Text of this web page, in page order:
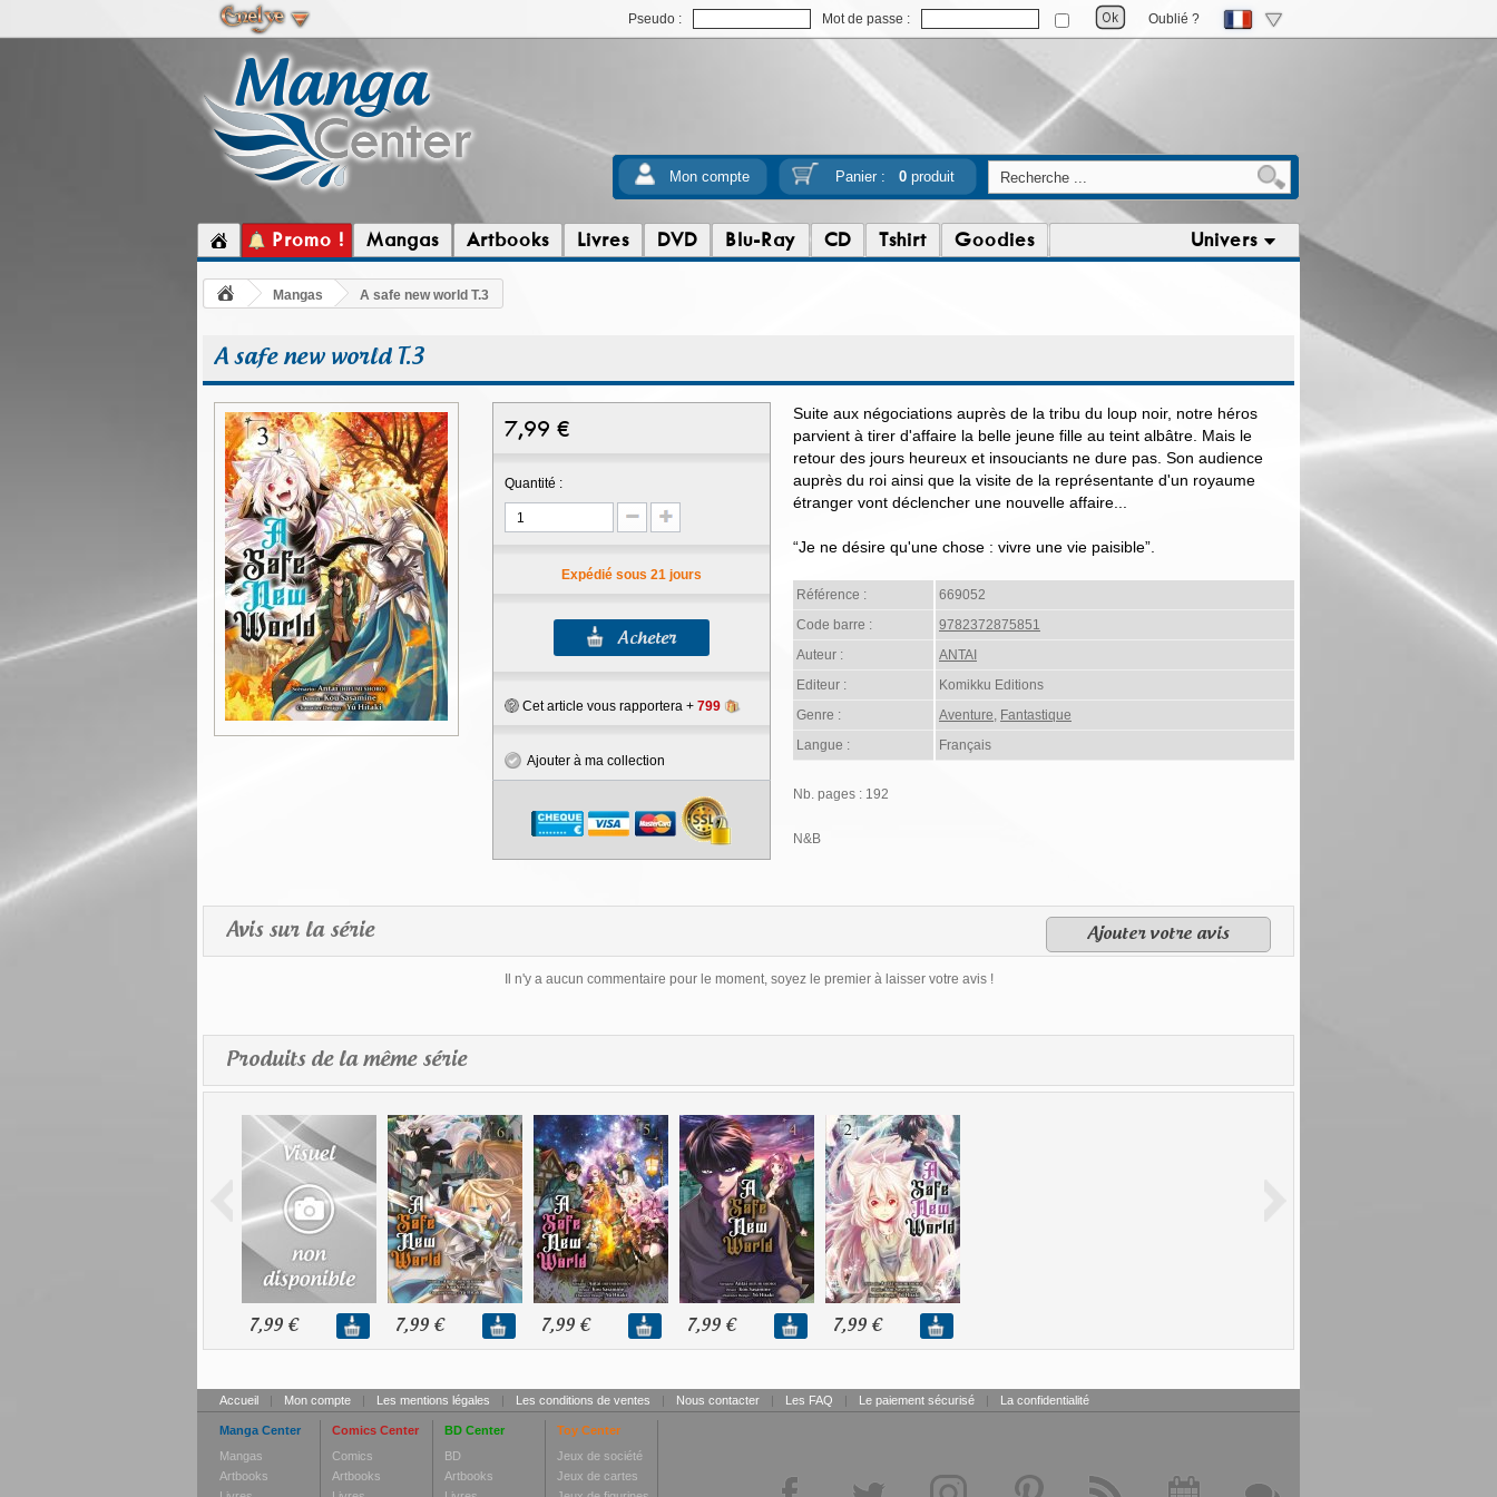
Pseudo : Mot de passe : Oublié ?
Mon compte Panier : 0produit
Promo ! Mangas Artbooks Livres DVD Blu-Ray CD Tshirt Goodies Univers
Mangas A safe new world T.3
A safe new world T.3
7,99 €
Quantité :
Expédié sous 21 jours
Cet article vous rapportera + 799
Ajouter à ma collection
Suite aux négociations auprès de la tribu du loup noir, notre héros
parvient à tirer d'affaire la belle jeune fille au teint albâtre. Mais le
retour des jours heureux et insouciants ne dure pas. Son audience
auprès du roi ainsi que la visite de la représentante d'un royaume
étranger vont déclencher une nouvelle affaire...
“Je ne désire qu'une chose : vivre une vie paisible”.
Référence :
669052
Code barre :
9782372875851
Auteur :
ANTAI
Editeur :
Komikku Editions
Genre :
Aventure, Fantastique
Langue :
Français
Nb. pages : 192
N&B
Avis sur la série Ajouter votre avis
Il n'y a aucun commentaire pour le moment, soyez le premier à laisser votre avis !
Produits de la même série
7,99 € 7,99 € 7,99 € 7,99 € 7,99 €
Accueil | Mon compte | Les mentions légales | Les conditions de ventes | Nous contacter | Les FAQ | Le paiement sécurisé | La confidentialité
Manga Center
Mangas
Artbooks
Comics Center
Comics
Artbooks
BD Center
BD
Artbooks
Toy Center
Jeux de société
Jeux de cartes